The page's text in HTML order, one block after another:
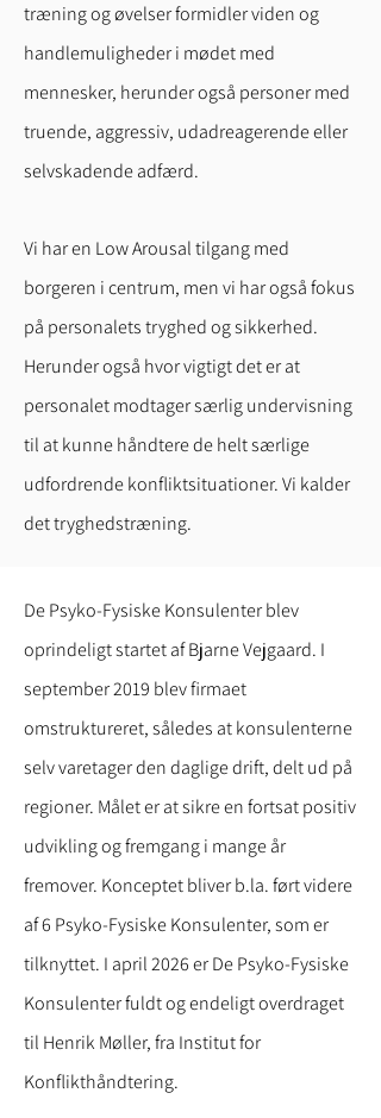
træning og øvelser formidler viden og
handlemuligheder i mødet med
mennesker, herunder også personer med
truende, aggressiv, udadreagerende eller
selvskadende adfærd.
Vi har en Low Arousal tilgang med
borgeren i centrum, men vi har også fokus
på personalets tryghed og sikkerhed.
Herunder også hvor vigtigt det er at
personalet modtager særlig undervisning
til at kunne håndtere de helt særlige
udfordrende konfliktsituationer. Vi kalder
det tryghedstræning.
De Psyko-Fysiske Konsulenter blev
oprindeligt startet af Bjarne Vejgaard. I
september 2019 blev firmaet
omstruktureret, således at konsulenterne
selv varetager den daglige drift, delt ud på
regioner. Målet er at sikre en fortsat positiv
udvikling og fremgang i mange år
fremover. Konceptet bliver b.la. ført videre
af 6 Psyko-Fysiske Konsulenter, som er
tilknyttet. I april 2026 er De Psyko-Fysiske
Konsulenter fuldt og endeligt overdraget
til Henrik Møller, fra Institut for
Konflikthåndtering.